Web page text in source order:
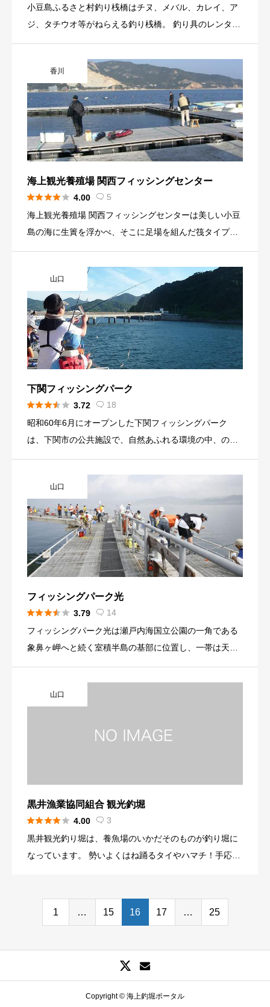
小豆島ふるさと村釣り桟橋はチヌ、メバル、カレイ、ア
ジ、タチウオ等がねらえる釣り桟橋。 釣り具のレンタル
香川
海上観光養殖場 関西フィッシングセンター
 4.00  5
海上観光養殖場 関西フィッシングセンターは美しい小豆
島の海に生簀を浮かべ、そこに足場を組んだ筏タイプの
ー施設で内径15メートル、最大30名収容可能です。 生簀
の上は足場も広く、お子様とご一緒に釣りをされる場合
も安心です。小豆島を観光なさる際は是非、釣りをお楽
しみください！
山口
下関フィッシングパーク
 3.72  18
昭和60年6月にオープンした下関フィッシングパーク
は、下関市の公共施設で、自然あふれる環境の中、のび
しい自然環境の中、年間を通じて様々な魚が釣れ、また
施設内には売店もあり、釣り具の販売や釣り道具のレン
タル、トイレも完備しております。 初心者や家族連れの
方々でも安心して釣りを楽しんで頂く事ができるよう小
学生以下のお子様には無料でライフジャケットも貸し出
ししております。 また釣りの振興事業としまして、小学
生や中学生の体験学習にどうぞご利用下さい。
山口
フィッシングパーク光
 3.79  14
フィッシングパーク光は瀬戸内海国立公園の一角である
象鼻ヶ岬へと続く室積半島の基部に位置し、一帯は天然
で、豊富な魚種数を誇り、四季折々の魚が釣れます。 そ
のため、ビギナーから名人まで多くの釣り師たちが県内
しめる安全な釣り桟橋として、家族連れや女性の方にも
は瀬戸の島々だけでなく、遠く国東（くにさき）半島
（大分県）も展望できる素晴らしい釣場です。
山口
黒井漁業協同組合 観光釣堀
 4.00  3
黒井観光釣り堀は、養魚場のいかだそのものが釣り堀に
なっています。 勢いよくはね踊るタイやハマチ！手応え
1 … 15 16 17 … 25
Copyright © 海上釣堀ポータル